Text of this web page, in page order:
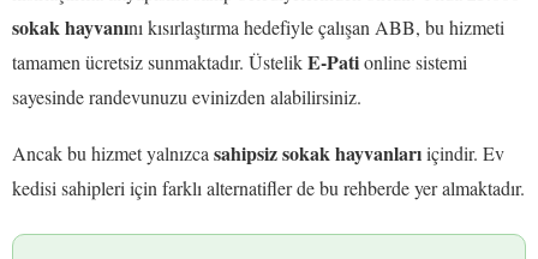
sokak hayvanını kısırlaştırma hedefiyle çalışan ABB, bu hizmeti
tamamen ücretsiz sunmaktadır. ÜstelikE-Pationline sistemi
sayesinde randevunuzu evinizden alabilirsiniz.
Ancak bu hizmet yalnızca sahipsiz sokak hayvanlarıiçindir. Ev
kedisi sahipleri için farklı alternatifler de bu rehberde yer almaktadır.